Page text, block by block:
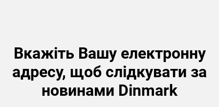
Вкажіть Вашу електронну
адресу, щоб слідкувати за
новинами Dinmark